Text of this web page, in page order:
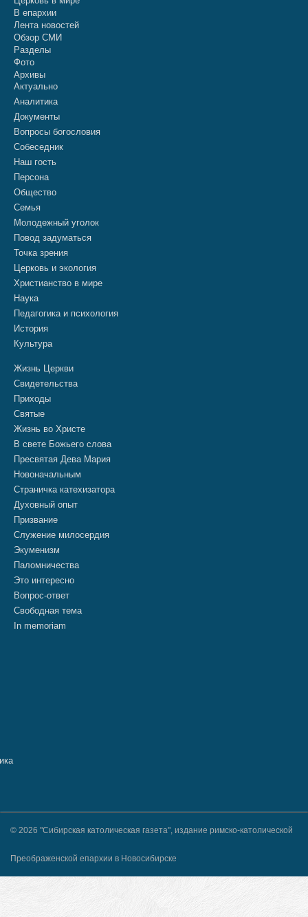
В епархии
Лента новостей
Обзор СМИ
Разделы
Фото
Архивы
Актуально
Аналитика
Документы
Вопросы богословия
Собеседник
Наш гость
Персона
Общество
Семья
Молодежный уголок
Повод задуматься
Точка зрения
Церковь и экология
Христианство в мире
Наука
Педагогика и психология
История
Культура
Жизнь Церкви
Свидетельства
Приходы
Святые
Жизнь во Христе
В свете Божьего слова
Пресвятая Дева Мария
Новоначальным
Страничка катехизатора
Духовный опыт
Призвание
Служение милосердия
Экуменизм
Паломничества
Это интересно
Вопрос-ответ
Свободная тема
In memoriam
© 2026 "Сибирская католическая газета", издание римско-католической
Преображенской епархии в Новосибирске